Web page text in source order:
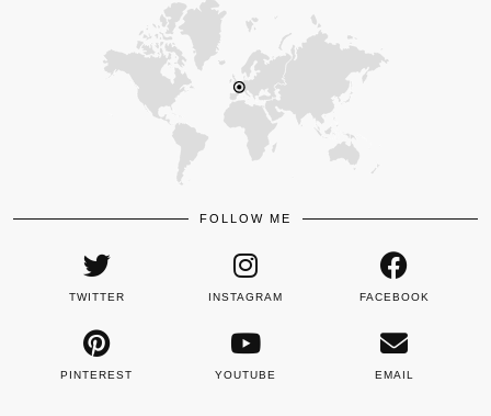
FOLLOW ME
TWITTER INSTAGRAM FACEBOOK
PINTEREST YOUTUBE EMAIL